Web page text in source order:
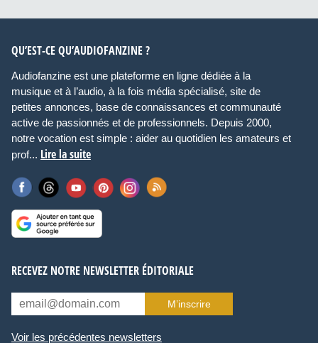
QU’EST-CE QU’AUDIOFANZINE ?
Audiofanzine est une plateforme en ligne dédiée à la
musique et à l’audio, à la fois média spécialisé, site de
petites annonces, base de connaissances et communauté
active de passionnés et de professionnels. Depuis 2000,
notre vocation est simple : aider au quotidien les amateurs et
prof... Lire la suite
RECEVEZ NOTRE NEWSLETTER ÉDITORIALE
M’inscrire
Voir les précédentes newsletters